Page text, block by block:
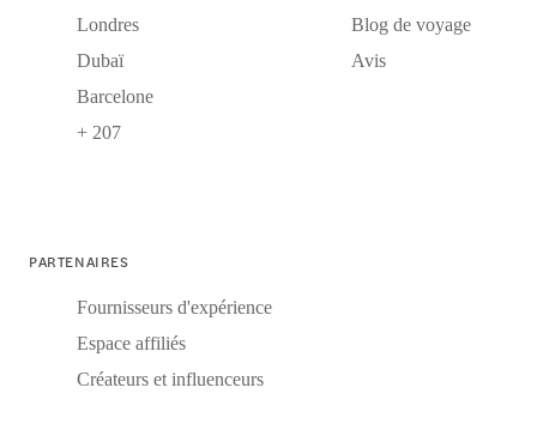
Londres
Dubaï
Barcelone
+ 207
Blog de voyage
Avis
PARTENAIRES
Fournisseurs d'expérience
Espace affiliés
Créateurs et influenceurs